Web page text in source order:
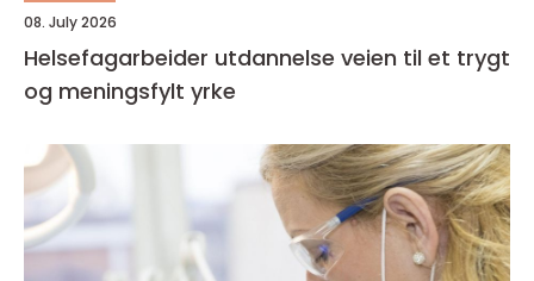
08. July 2026
Helsefagarbeider utdannelse veien til et trygt
og meningsfylt yrke